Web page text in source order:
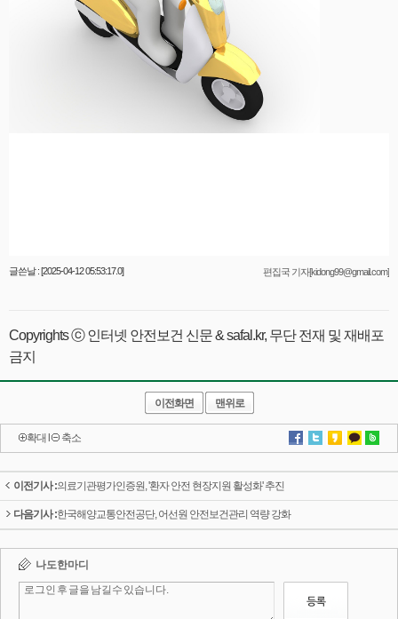
글쓴날 : [2025-04-12 05:53:17.0] 편집국 기자[kidong99@gmail.com]
Copyrights ⓒ 인터넷 안전보건 신문 & safal.kr, 무단 전재 및 재배포
금지
이전화면 맨위로
확대 축소
이전기사 :의료기관평가인증원, '환자 안전 현장지원 활성화' 추진
다음기사 :한국해양교통안전공단, 어선원 안전보건관리 역량 강화